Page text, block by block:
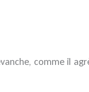
comme il